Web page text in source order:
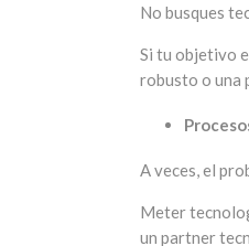
No busques
Si tu objetivo
robusto o una
A veces, el
Meter
un partner